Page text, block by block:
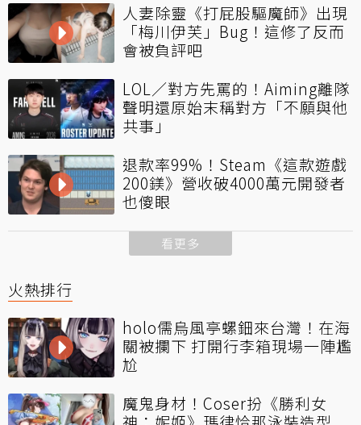
人妻除靈《打屁股驅魔師》出現
「梅川伊芙」Bug！這修了反而
會被負評吧
LOL／對方先罵的！Aiming離隊
聲明還原始末稱對方「不願與他
共事」
退款率99%！Steam《這款遊戲
200鎂》營收破4000萬元開發者
也傻眼
看更多
火熱排行
holo儒烏風亭螺鈿來台灣！在海
關被攔下 打開行李箱現場一陣尷
尬
魔鬼身材！Coser扮《勝利女